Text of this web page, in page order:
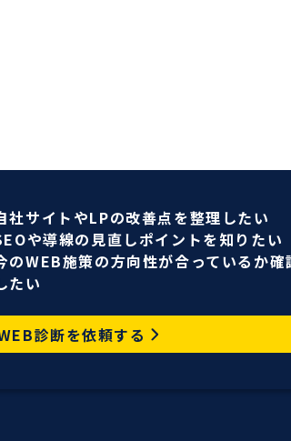
社サイトやLPの改善点を整理したい
や導線の見直しポイントを知りたい
のWEB施策の方向性が合っているか確
たい
診断を依頼する